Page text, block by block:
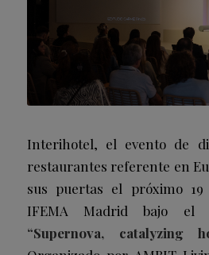
Interihotel, el evento de
restaurantes referente en
sus puertas el próximo
IFEMA Madrid bajo el
“Supernova, catalyzing